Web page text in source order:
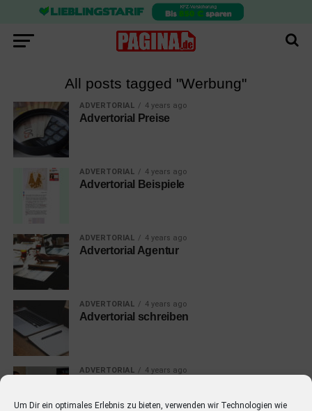
Um Dir ein optimales Erlebnis zu bieten, verwenden wir Technologien wie
All posts tagged "Werbung"
ADVERTORIAL 4 years ago
Advertorial Preise
ADVERTORIAL 4 years ago
Advertorial Beispiele
ADVERTORIAL 4 years ago
Advertorial Agentur
ADVERTORIAL 4 years ago
Advertorial schreiben
ADVERTORIAL 4 years ago